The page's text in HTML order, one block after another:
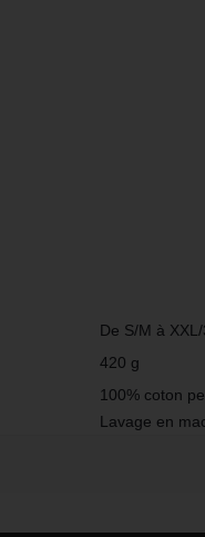
De S/M à XXL/
420 g
100% coton
Lavage en